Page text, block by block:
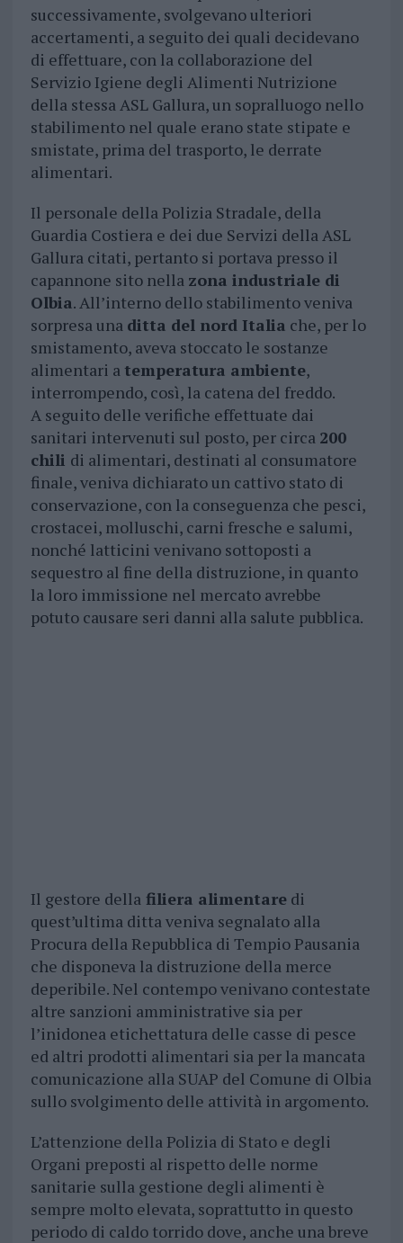
successivamente, svolgevano ulteriori
accertamenti, a seguito dei quali decidevano
di effettuare, con la collaborazione del
Servizio Igiene degli Alimenti Nutrizione
della stessa ASL Gallura, un sopralluogo nello
stabilimento nel quale erano state stipate e
smistate, prima del trasporto, le derrate
alimentari.
Il personale della Polizia Stradale, della
Guardia Costiera e dei due Servizi della ASL
Gallura citati, pertanto si portava presso il
capannone sito nella zona industriale di
Olbia. All’interno dello stabilimento veniva
sorpresa una ditta del nord Italia che, per lo
smistamento, aveva stoccato le sostanze
alimentari a temperatura ambiente,
interrompendo, così, la catena del freddo.
A seguito delle verifiche effettuate dai
sanitari intervenuti sul posto, per circa 200
chili di alimentari, destinati al consumatore
finale, veniva dichiarato un cattivo stato di
conservazione, con la conseguenza che pesci,
crostacei, molluschi, carni fresche e salumi,
nonché latticini venivano sottoposti a
sequestro al fine della distruzione, in quanto
la loro immissione nel mercato avrebbe
potuto causare seri danni alla salute pubblica.
Il gestore dellafiliera alimentaredi
quest’ultima ditta veniva segnalato alla
Procura della Repubblica di Tempio Pausania
che disponeva la distruzione della merce
deperibile. Nel contempo venivano contestate
altre sanzioni amministrative sia per
l’inidonea etichettatura delle casse di pesce
ed altri prodotti alimentari sia per la mancata
comunicazione alla SUAP del Comune di Olbia
sullo svolgimento delle attività in argomento.
L’attenzione della Polizia di Stato e degli
Organi preposti al rispetto delle norme
sanitarie sulla gestione degli alimenti è
sempre molto elevata, soprattutto in questo
periodo di caldo torrido dove, anche una breve